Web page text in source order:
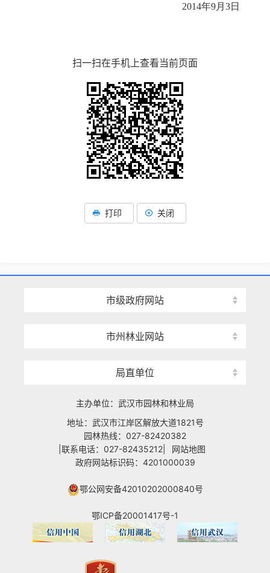
2014年9月3日
扫一扫在手机上查看当前页面
打印 关闭
市级政府网站
市州林业网站
局直单位
主办单位：武汉市园林和林业局
地址：武汉市江岸区解放大道1821号
园林热线：027-82420382
|联系电话：027-82435212|
网站地图
政府网站标识码：4201000039
鄂公网安备42010202000840号
鄂ICP备20001417号-1